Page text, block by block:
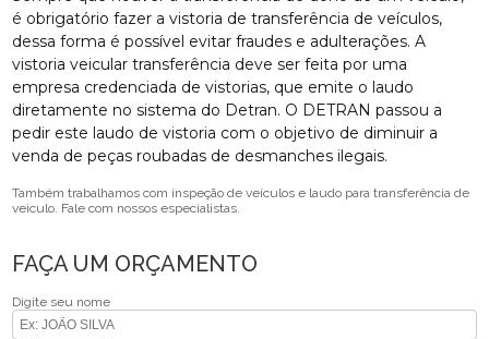
é obrigatório fazer a vistoria de transferência de veículos,
dessa forma é possível evitar fraudes e adulterações. A
vistoria veicular transferência deve ser feita por uma
empresa credenciada de vistorias, que emite o laudo
diretamente no sistema do Detran. O DETRAN passou a
pedir este laudo de vistoria com o objetivo de diminuir a
venda de peças roubadas de desmanches ilegais.
Também trabalhamos com inspeção de veículos e laudo para transferência de
veiculo. Fale com nossos especialistas.
FAÇA UM ORÇAMENTO
Digite seu nome